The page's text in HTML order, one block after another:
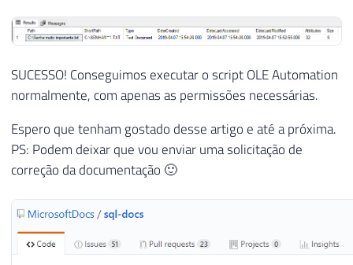
49
50
51
53
54
55
57
58
59
60
'Path',
@Path OUT
@hr
EXEC
@hr = sp_OAGetProperty
@objFile,
'ShortPath'
@ShortPath
IF @hr = 0
EXEC @hr
@objFile
SUCESSO! Conseguimos executar o script OLE Automation
normalmente, com apenas as permissões necessárias.
Espero que tenham gostado desse artigo e até a próxima.
PS: Podem deixar que vou enviar uma solicitação de
correção da documentação 🙂